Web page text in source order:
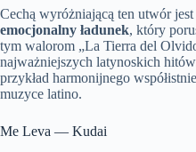
Cechą wyróżniającą ten utwór
emocjonalny ładunek, który
tym walorom „La Tierra del
najważniejszych latynoskich
przykład harmonijnego
muzyce latino.
Me Leva — Kudai